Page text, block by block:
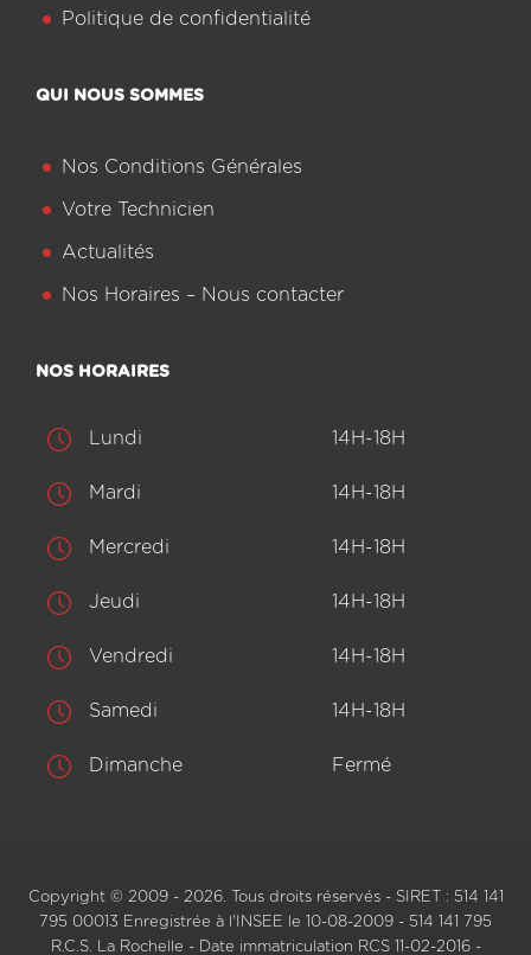
Politique de confidentialité
QUI NOUS SOMMES
Nos Conditions Générales
Votre Technicien
Actualités
Nos Horaires – Nous contacter
NOS HORAIRES
Lundi 14H-18H
Mardi 14H-18H
Mercredi 14H-18H
Jeudi 14H-18H
Vendredi 14H-18H
Samedi 14H-18H
Dimanche Fermé
Copyright © 2009 - 2026. Tous droits réservés - SIRET : 514 141
795 00013 Enregistrée à l'INSEE le 10-08-2009 - 514 141 795
R.C.S. La Rochelle - Date immatriculation RCS 11-02-2016 -